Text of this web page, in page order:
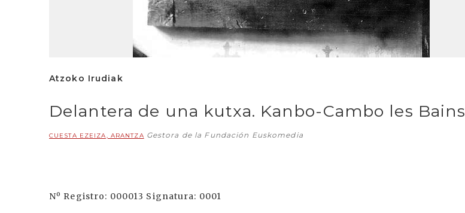
Atzoko Irudiak
Delantera de una kutxa. Kanbo-Cambo les Bains
CUESTA EZEIZA, ARANTZA Gestora de la Fundación Euskomedia
Nº Registro: 000013 Signatura: 0001